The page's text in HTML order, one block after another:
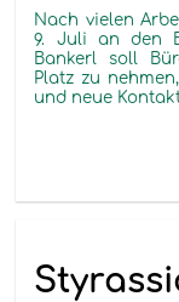
Nach vielen
9. Juli an den
Bankerl
soll
Platz zu
und neue